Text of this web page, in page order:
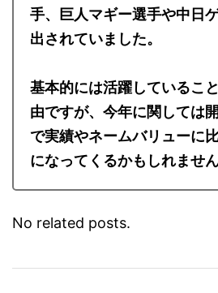
手、巨人マギー選手や中日
出されていました。
基本的には活躍しているこ
由ですが、今年に関しては
で実績やネームバリューに
になってくるかもしれません
No related posts.